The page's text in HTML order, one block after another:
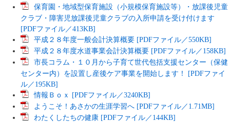
保育園・地域型保育施設（小規模保育施設等）・放課後児童
クラブ・障害児放課後児童クラブの入所申請を受け付けます
[PDFファイル／413KB]
平成２８年度一般会計決算概要 [PDFファイル／550KB]
平成２８年度水道事業会計決算概要 [PDFファイル／158KB]
市長コラム・１０月から子育て世代包括支援センター（保健
センター内）を設置し産後ケア事業を開始します！ [PDFファイ
ル／195KB]
情報Ｂｏｘ [PDFファイル／3240KB]
ようこそ！あさかの生涯学習へ [PDFファイル／1.71MB]
わたくしたちの健康 [PDFファイル／144KB]